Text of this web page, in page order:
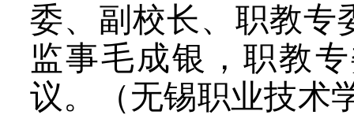
委、副校长、职教专
监事毛成银，职教
议。（无锡职业技术